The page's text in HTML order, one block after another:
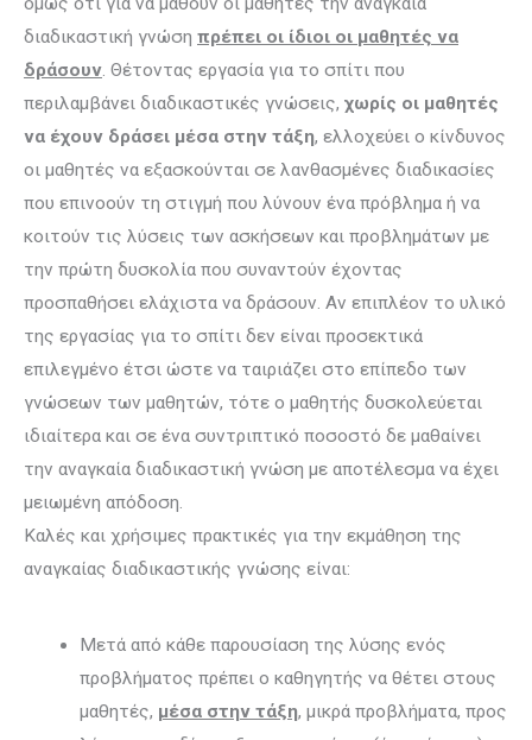
διαδικαστική γνώση πρέπει οι ίδιοι οι μαθητές να
δράσουν . Θέτοντας εργασία για το σπίτι που
περιλαμβάνει διαδικαστικές γνώσεις, χωρίς οι μαθητές
να έχουν δράσει μέσα στην τάξη, ελλοχεύει ο κίνδυνος
οι μαθητές να εξασκούνται σε λανθασμένες διαδικασίες
που επινοούν τη στιγμή που λύνουν ένα πρόβλημα ή να
κοιτούν τις λύσεις των ασκήσεων και προβλημάτων με
την πρώτη δυσκολία που συναντούν έχοντας
προσπαθήσει ελάχιστα να δράσουν. Αν επιπλέον το υλικό
της εργασίας για το σπίτι δεν είναι προσεκτικά
επιλεγμένο έτσι ώστε να ταιριάζει στο επίπεδο των
γνώσεων των μαθητών, τότε ο μαθητής δυσκολεύεται
ιδιαίτερα και σε ένα συντριπτικό ποσοστό δε μαθαίνει
την αναγκαία διαδικαστική γνώση με αποτέλεσμα να έχει
μειωμένη απόδοση.
Καλές και χρήσιμες πρακτικές για την εκμάθηση της
αναγκαίας διαδικαστικής γνώσης είναι:
Μετά από κάθε παρουσίαση της λύσης ενός
προβλήματος πρέπει ο καθηγητής να θέτει στους
μαθητές, μέσα στην τάξη, μικρά προβλήματα, προς